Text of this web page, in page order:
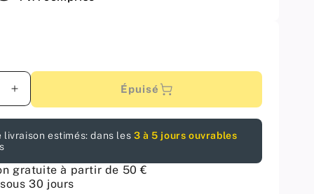
Augmenter
la
pour
de
meuble
Épuisé
livraison estimés: dans les 3 à 5 jours ouvrables
gratuite à partir de 50 €
30 jours